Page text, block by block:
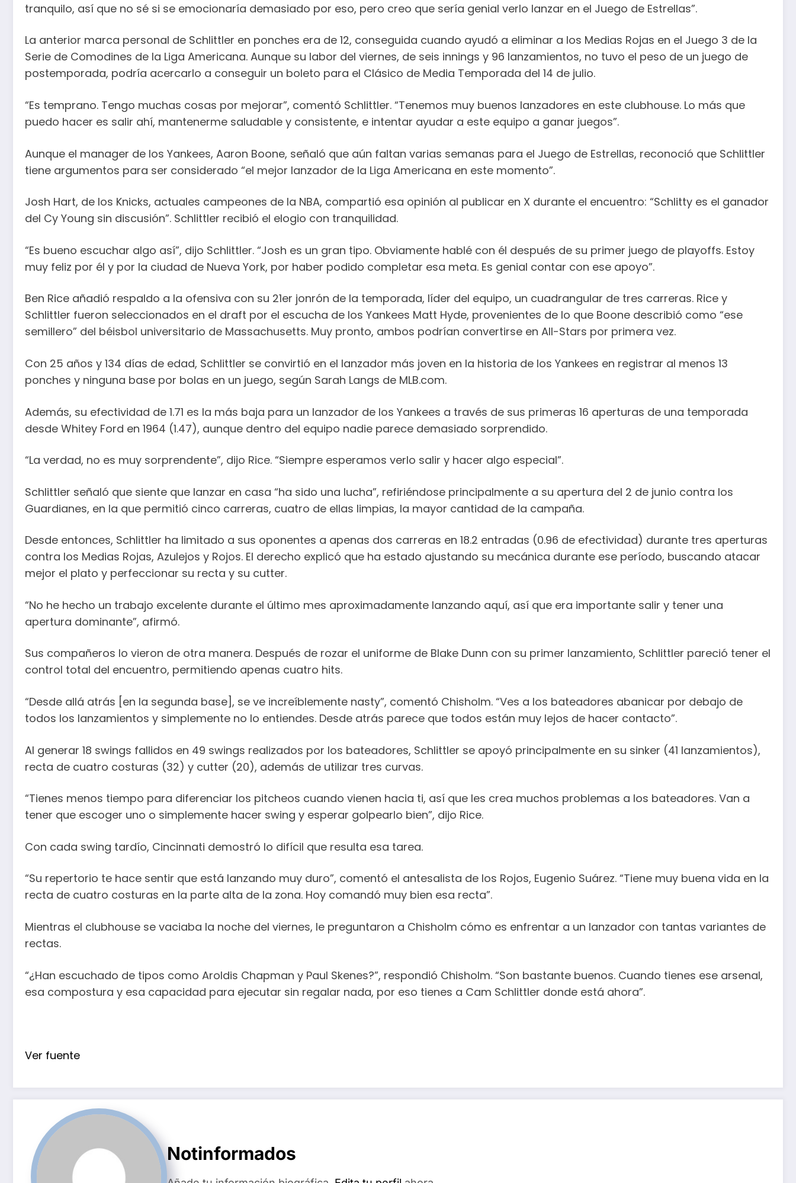
tranquilo, así que no sé si se emocionaría demasiado por eso, pero creo que sería genial verlo lanzar en el Juego de Estrellas”.
La anterior marca personal de Schlittler en ponches era de 12, conseguida cuando ayudó a eliminar a los Medias Rojas en el Juego 3 de la
Serie de Comodines de la Liga Americana. Aunque su labor del viernes, de seis innings y 96 lanzamientos, no tuvo el peso de un juego de
postemporada, podría acercarlo a conseguir un boleto para el Clásico de Media Temporada del 14 de julio.
“Es temprano. Tengo muchas cosas por mejorar”, comentó Schlittler. “Tenemos muy buenos lanzadores en este clubhouse. Lo más que
puedo hacer es salir ahí, mantenerme saludable y consistente, e intentar ayudar a este equipo a ganar juegos”.
Aunque el manager de los Yankees, Aaron Boone, señaló que aún faltan varias semanas para el Juego de Estrellas, reconoció que Schlittler
tiene argumentos para ser considerado “el mejor lanzador de la Liga Americana en este momento”.
Josh Hart, de los Knicks, actuales campeones de la NBA, compartió esa opinión al publicar en X durante el encuentro: “Schlitty es el ganador
del Cy Young sin discusión”. Schlittler recibió el elogio con tranquilidad.
“Es bueno escuchar algo así”, dijo Schlittler. “Josh es un gran tipo. Obviamente hablé con él después de su primer juego de playoffs. Estoy
muy feliz por él y por la ciudad de Nueva York, por haber podido completar esa meta. Es genial contar con ese apoyo”.
Ben Rice añadió respaldo a la ofensiva con su 21er jonrón de la temporada, líder del equipo, un cuadrangular de tres carreras. Rice y
Schlittler fueron seleccionados en el draft por el escucha de los Yankees Matt Hyde, provenientes de lo que Boone describió como “ese
semillero” del béisbol universitario de Massachusetts. Muy pronto, ambos podrían convertirse en All-Stars por primera vez.
Con 25 años y 134 días de edad, Schlittler se convirtió en el lanzador más joven en la historia de los Yankees en registrar al menos 13
ponches y ninguna base por bolas en un juego, según Sarah Langs de MLB.com.
Además, su efectividad de 1.71 es la más baja para un lanzador de los Yankees a través de sus primeras 16 aperturas de una temporada
desde Whitey Ford en 1964 (1.47), aunque dentro del equipo nadie parece demasiado sorprendido.
“La verdad, no es muy sorprendente”, dijo Rice. “Siempre esperamos verlo salir y hacer algo especial”.
Schlittler señaló que siente que lanzar en casa “ha sido una lucha”, refiriéndose principalmente a su apertura del 2 de junio contra los
Guardianes, en la que permitió cinco carreras, cuatro de ellas limpias, la mayor cantidad de la campaña.
Desde entonces, Schlittler ha limitado a sus oponentes a apenas dos carreras en 18.2 entradas (0.96 de efectividad) durante tres aperturas
contra los Medias Rojas, Azulejos y Rojos. El derecho explicó que ha estado ajustando su mecánica durante ese período, buscando atacar
mejor el plato y perfeccionar su recta y su cutter.
“No he hecho un trabajo excelente durante el último mes aproximadamente lanzando aquí, así que era importante salir y tener una
apertura dominante”, afirmó.
Sus compañeros lo vieron de otra manera. Después de rozar el uniforme de Blake Dunn con su primer lanzamiento, Schlittler pareció tener el
control total del encuentro, permitiendo apenas cuatro hits.
“Desde allá atrás [en la segunda base], se ve increíblemente nasty”, comentó Chisholm. “Ves a los bateadores abanicar por debajo de
todos los lanzamientos y simplemente no lo entiendes. Desde atrás parece que todos están muy lejos de hacer contacto”.
Al generar 18 swings fallidos en 49 swings realizados por los bateadores, Schlittler se apoyó principalmente en su sinker (41 lanzamientos),
recta de cuatro costuras (32) y cutter (20), además de utilizar tres curvas.
“Tienes menos tiempo para diferenciar los pitcheos cuando vienen hacia ti, así que les crea muchos problemas a los bateadores. Van a
tener que escoger uno o simplemente hacer swing y esperar golpearlo bien”, dijo Rice.
Con cada swing tardío, Cincinnati demostró lo difícil que resulta esa tarea.
“Su repertorio te hace sentir que está lanzando muy duro”, comentó el antesalista de los Rojos, Eugenio Suárez. “Tiene muy buena vida en la
recta de cuatro costuras en la parte alta de la zona. Hoy comandó muy bien esa recta”.
Mientras el clubhouse se vaciaba la noche del viernes, le preguntaron a Chisholm cómo es enfrentar a un lanzador con tantas variantes de
rectas.
“¿Han escuchado de tipos como Aroldis Chapman y Paul Skenes?”, respondió Chisholm. “Son bastante buenos. Cuando tienes ese arsenal,
esa compostura y esa capacidad para ejecutar sin regalar nada, por eso tienes a Cam Schlittler donde está ahora”.
Ver fuente
Notinformados